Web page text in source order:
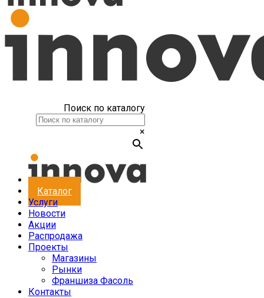
Поиск по каталогу
×
Каталог
Услуги
Новости
Акции
Распродажа
Проекты
Магазины
Рынки
Франшиза Фасоль
Контакты